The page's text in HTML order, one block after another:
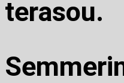
terasou.